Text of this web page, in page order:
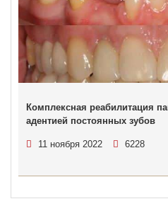
Комплексная реабилитация
адентией постоянных зубов
11 ноября 2022 6228